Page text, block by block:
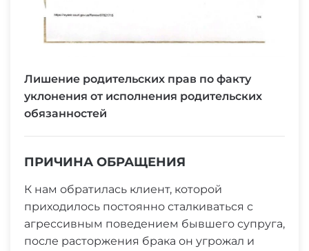
Лишение родительских прав по факту
уклонения от исполнения родительских
обязанностей
ПРИЧИНА ОБРАЩЕНИЯ
К нам обратилась клиент, которой
приходилось постоянно сталкиваться с
агрессивным поведением бывшего супруга,
после расторжения брака он угрожал и